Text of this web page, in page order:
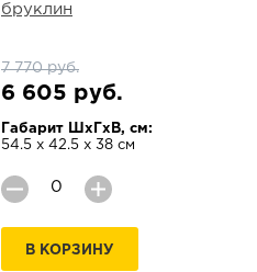
бруклин
7 770 руб.
6 605 руб.
Габарит ШхГхВ, см:
54.5 х 42.5 х 38 см
В КОРЗИНУ